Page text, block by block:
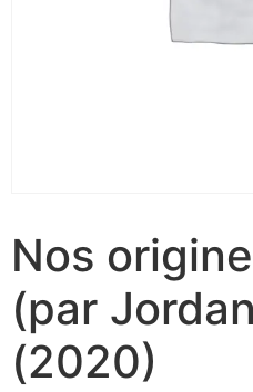
Nos
(par
(2020)